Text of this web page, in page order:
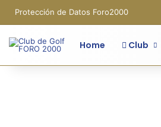
Protección de Datos Foro2000
Home Club